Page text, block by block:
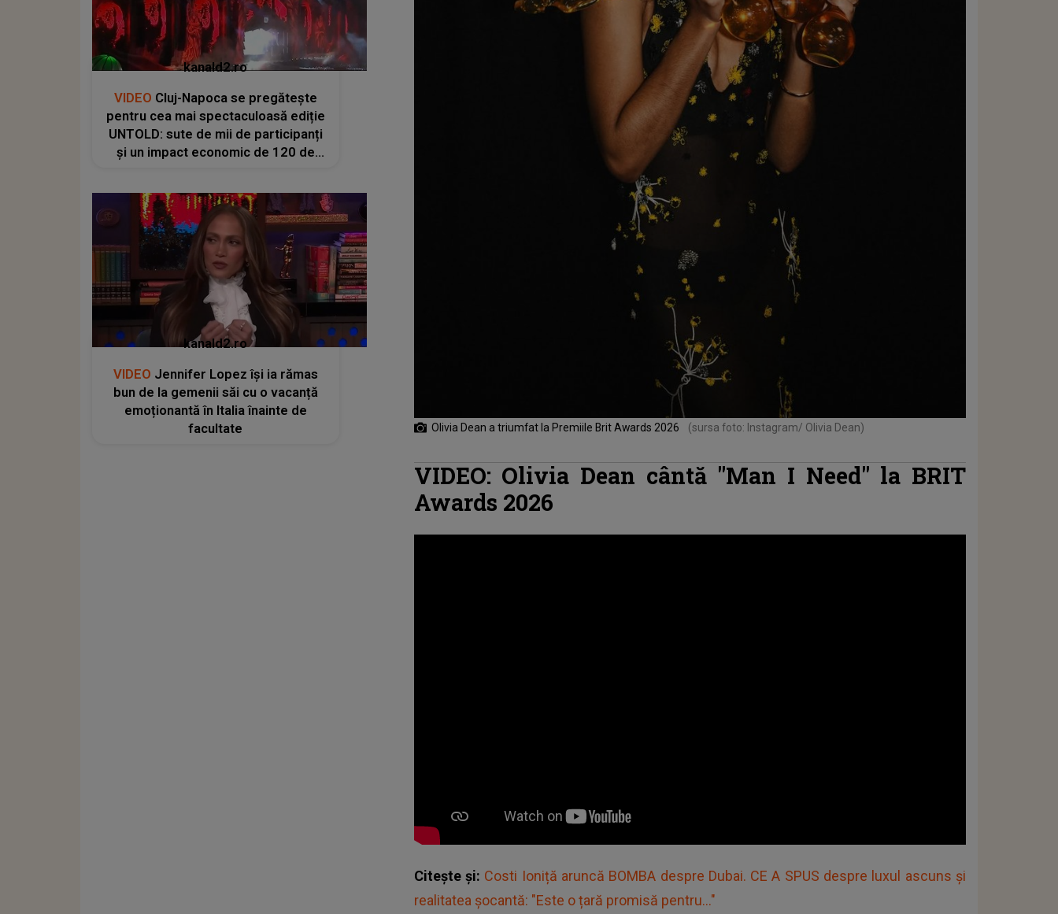
Olivia Dean a triumfat la Premiile Brit Awards 2026 (sursa foto: Instagram/ Olivia Dean)
VIDEO: Olivia Dean cântă "Man I Need" la BRIT
Awards 2026
Citește și: Costi Ioniță aruncă BOMBA despre Dubai. CE A SPUS despre luxul ascuns și
realitatea șocantă: "Este o țară promisă pentru..."
kanald2.ro
VIDEO Cluj-Napoca se pregătește
pentru cea mai spectaculoasă ediție
UNTOLD: sute de mii de participanți
și un impact economic de 120 de
kanald2.ro
VIDEO Jennifer Lopez își ia rămas
bun de la gemenii săi cu o vacanță
emoționantă în Italia înainte de
facultate